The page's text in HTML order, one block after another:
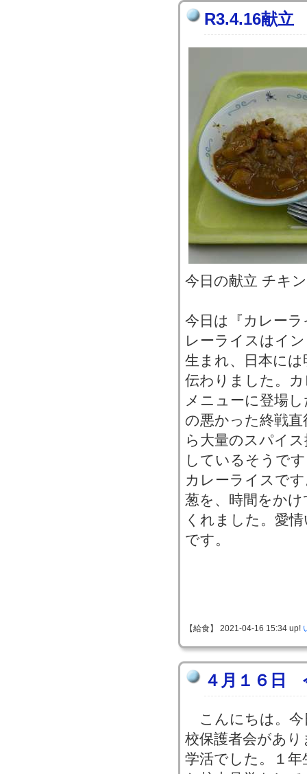
R3.4.16献立
今日の献立 チキ
今日は『カレー
レーライスはイ
生まれ、日本に
伝わりました。
メニューに登場
の悪かった終戦
ら大量のスパイ
しているそうで
カレーライスで
葱を、時間をか
くれました。愛
です。
【給食】 2021-04-16 15:34 up!
４月１６日
こんにちは。今
校保護者会があ
学活でした。１